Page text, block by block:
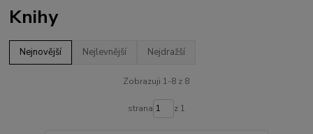
Knihy
Nejnovější Nejlevnější Nejdražší
Zobrazuji 1-8 z 8
strana z 1